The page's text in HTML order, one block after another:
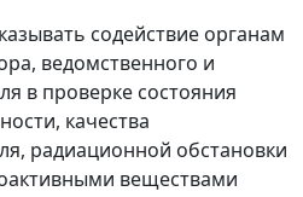
содействие органам
ведомственного и
в проверке состояния
качества
радиационной обстановки
веществами